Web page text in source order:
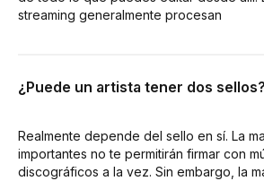
streaming generalmente procesan
¿Puede un artista tener dos sellos?
Realmente depende del sello en sí. La
importantes no te permitirán firmar con
discográficos a la vez. Sin embargo, la